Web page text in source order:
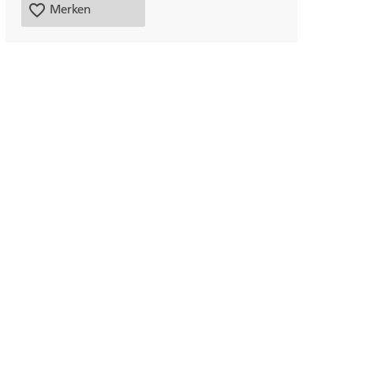
favorite_border Merken